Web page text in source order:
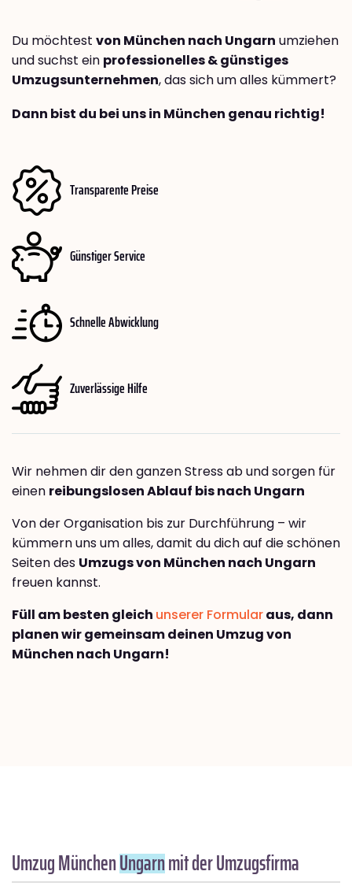
Du möchtest von München nach Ungarn umziehen
und suchst ein professionelles & günstiges
Umzugsunternehmen, das sich um alles kümmert?
Dann bist du bei uns in München genau richtig!
Transparente Preise
Günstiger Service
Schnelle Abwicklung
Zuverlässige Hilfe
Wir nehmen dir den ganzen Stress ab und sorgen für
einen reibungslosen Ablauf bis nach Ungarn
Von der Organisation bis zur Durchführung – wir
kümmern uns um alles, damit du dich auf die schönen
Seiten des Umzugs von München nach Ungarn
freuen kannst.
Füll am besten gleich unserer Formularaus, dann
planen wir gemeinsam deinen Umzug von
München nach Ungarn!
Umzug MünchenUngarnmit der Umzugsfirma